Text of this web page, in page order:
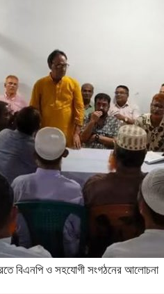
বিএনপি ও সহযোগী সংগঠনের আলোচনা